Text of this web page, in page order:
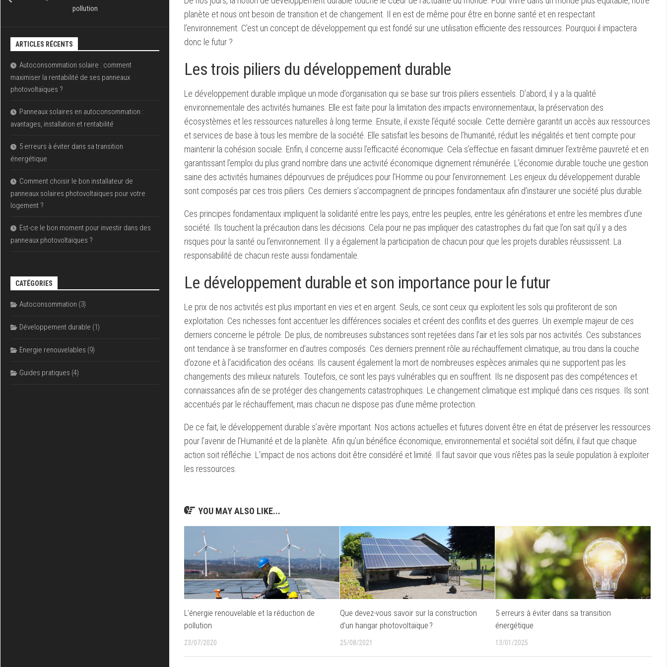
planète et nous ont besoin de transition et de changement. Il en est de même pour être en bonne santé et en respectant
l’environnement. C’est un concept de développement qui est fondé sur une utilisation efficiente des ressources. Pourquoi il impactera
donc le futur ?
Les trois piliers du développement durable
Le développement durable implique un mode d’organisation qui se base sur trois piliers essentiels. D’abord, il y a la qualité
environnementale des activités humaines. Elle est faite pour la limitation des impacts environnementaux, la préservation des
écosystèmes et les ressources naturelles à long terme. Ensuite, il existe l’équité sociale. Cette dernière garantit un accès aux ressources
et services de base à tous les membre de la société. Elle satisfait les besoins de l’humanité, réduit les inégalités et tient compte pour
maintenir la cohésion sociale. Enfin, il concerne aussi l’efficacité économique. Cela s’effectue en faisant diminuer l’extrême pauvreté et en
garantissant l’emploi du plus grand nombre dans une activité économique dignement rémunérée. L’économie durable touche une gestion
saine des activités humaines dépourvues de préjudices pour l’Homme ou pour l’environnement. Les enjeux du développement durable
sont composés par ces trois piliers. Ces derniers s’accompagnent de principes fondamentaux afin d’instaurer une société plus durable.
Ces principes fondamentaux impliquent la solidarité entre les pays, entre les peuples, entre les générations et entre les membres d’une
société. Ils touchent la précaution dans les décisions. Cela pour ne pas impliquer des catastrophes du fait que l’on sait qu’il y a des
risques pour la santé ou l’environnement. Il y a également la participation de chacun pour que les projets durables réussissent. La
responsabilité de chacun reste aussi fondamentale.
Le développement durable et son importance pour le futur
Le prix de nos activités est plus important en vies et en argent. Seuls, ce sont ceux qui exploitent les sols qui profiteront de son
exploitation. Ces richesses font accentuer les différences sociales et créent des conflits et des guerres. Un exemple majeur de ces
derniers concerne le pétrole. De plus, de nombreuses substances sont rejetées dans l’air et les sols par nos activités. Ces substances
ont tendance à se transformer en d’autres composés. Ces derniers prennent rôle au réchauffement climatique, au trou dans la couche
d’ozone et à l’acidification des océans. Ils causent également la mort de nombreuses espèces animales qui ne supportent pas les
changements des milieux naturels. Toutefois, ce sont les pays vulnérables qui en souffrent. Ils ne disposent pas des compétences et
connaissances afin de se protéger des changements catastrophiques. Le changement climatique est impliqué dans ces risques. Ils sont
accentués par le réchauffement, mais chacun ne dispose pas d’une même protection.
De ce fait, le développement durable s’avère important. Nos actions actuelles et futures doivent être en état de préserver les ressources
pour l’avenir de l’Humanité et de la planète. Afin qu’un bénéfice économique, environnemental et sociétal soit défini, il faut que chaque
action soit réfléchie. L’impact de nos actions doit être considéré et limité. Il faut savoir que vous n’êtes pas la seule population à exploiter
les ressources.
YOU MAY ALSO LIKE...
L’énergie renouvelable et la réduction de
pollution
23/07/2020
Que devez-vous savoir sur la construction
d’un hangar photovoltaïque ?
25/08/2021
5 erreurs à éviter dans sa transition
énergétique
13/01/2025
pollution
ARTICLES RÉCENTS
Autoconsommation solaire : comment
maximiser la rentabilité de ses panneaux
photovoltaïques ?
Panneaux solaires en autoconsommation :
avantages, installation et rentabilité
5 erreurs à éviter dans sa transition
énergétique
Comment choisir le bon installateur de
panneaux solaires photovoltaïques pour votre
logement ?
Est-ce le bon moment pour investir dans des
panneaux photovoltaïques ?
CATÉGORIES
Autoconsommation (3)
Développement durable (1)
Energie renouvelables (9)
Guides pratiques (4)